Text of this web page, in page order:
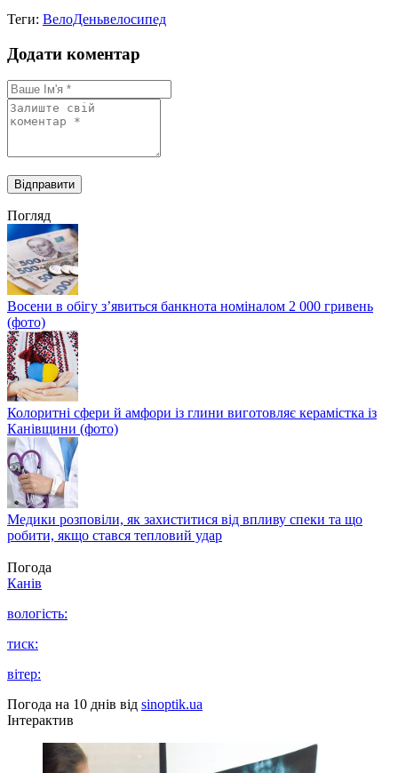
Теги: ВелоДеньвелосипед
Додати коментар
Погляд
Восени в обігу з’явиться банкнота номіналом 2 000 гривень
(фото)
Колоритні сфери й амфори із глини виготовляє керамістка із
Канівщини (фото)
Медики розповіли, як захиститися від впливу спеки та що
робити, якщо стався тепловий удар
Погода
Канів
вологість:
тиск:
вітер:
Погода на 10 днів від sinoptik.ua
Інтерактив